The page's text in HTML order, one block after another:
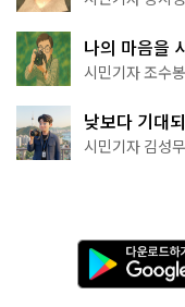
나의 마음을
상작 공개!
시민기자 조수봉
낮보다 기대
핑' 예약은?
시민기자 김성무
다
운
로